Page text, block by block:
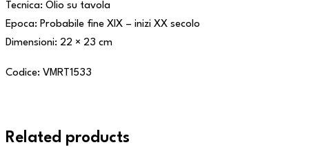
Tecnica: Olio su tavola
Epoca: Probabile fine XIX – inizi XX secolo
Dimensioni: 22 × 23 cm
Codice: VMRT1533
Related products